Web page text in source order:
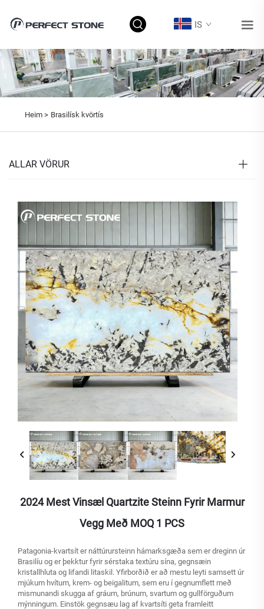
IS
Heim > Brasilísk kvörtís
ALLAR VÖRUR
2024 Mest Vinsæl Quartzite Steinn Fyrir Marmur
Vegg Með MOQ 1 PCS
Patagonia-kvartsít er náttúrursteinn hámarksgæða sem er dreginn úr
Brasilíu og er þekktur fyrir sérstaka textúru sína, gegnsæin
kristallhluta og lifandi litaskil. Yfirborðið er að mestu leyti samsett úr
mjúkum hvítum, krem- og beigalitum, sem eru í gegnumflett með
mismunandi skugga af gráum, brúnum, svartum og gullförguðum
mýnningum. Einstök gegnsæu lag af kvartsíti geta framleitt